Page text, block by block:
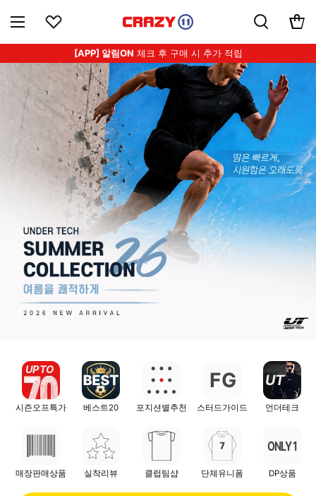
[APP] 알림ON 체크 후 구매 시 추가 적립
UP TO
시즌오프특가 베스트20 포지션별추천
FG
스터드가이드
UT
언더테크
매장판매상품 실착리뷰 클럽팀샵 단체유니폼
ONLY 1
DP상품